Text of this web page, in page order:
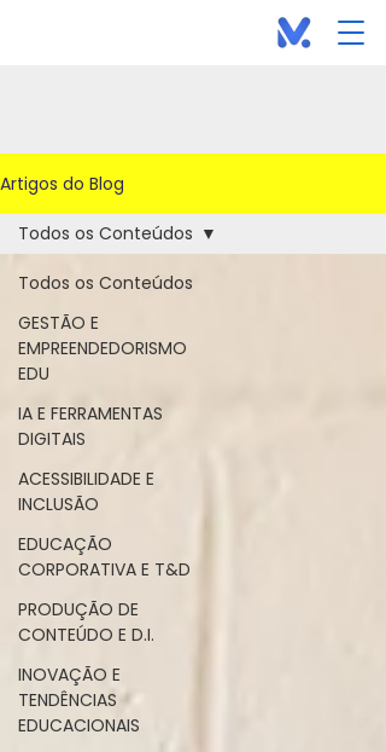
Artigos do Blog
Todos os Conteúdos
GESTÃO E
EMPREENDEDORISMO
EDU
IA E FERRAMENTAS
DIGITAIS
ACESSIBILIDADE E
INCLUSÃO
EDUCAÇÃO
CORPORATIVA E T&D
PRODUÇÃO DE
CONTEÚDO E D.I.
INOVAÇÃO E
TENDÊNCIAS
EDUCACIONAIS
Todos os Conteúdos